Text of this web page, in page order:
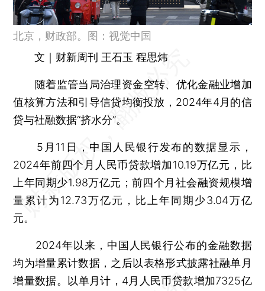
北京，财政部。图：视觉中国
文｜财新周刊 王石玉 程思炜
随着监管当局治理资金空转、优化金融业增加
值核算方法和引导信贷均衡投放，2024年4月的信
贷与社融数据“挤水分”。
5月11日，中国人民银行发布的数据显示，
2024年前四个月人民币贷款增加10.19万亿元，比
上年同期少1.98万亿元；前四个月社会融资规模增
量累计为12.73万亿元，比上年同期少3.04万亿
元。
2024年以来，中国人民银行公布的金融数据
均为增量累计数据，之后以表格形式披露社融单月
增量数据。以单月计，4月人民币贷款增加7325亿